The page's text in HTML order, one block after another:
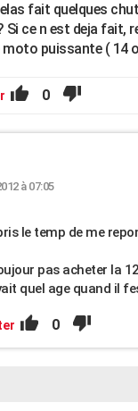
fait quelques
Si ce n est deja fait,
moto puissante ( 14
0
à 07:05
le temp de me
pas acheter la
quel age quand il
0